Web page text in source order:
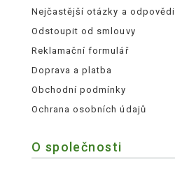
Nejčastější otázky a odpovědi
Odstoupit od smlouvy
Reklamační formulář
Doprava a platba
Obchodní podmínky
Ochrana osobních údajů
O společnosti